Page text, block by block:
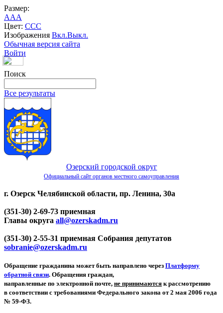
Размер:
AAA
Цвет: CCC
Изображения Вкл.Выкл.
Обычная версия сайта
Войти
Поиск
Все результаты
Озерский городской округ
Официальный сайт органов местного самоуправления
г. Озерск Челябинской области, пр. Ленина, 30а
(351-30) 2-69-73 приемная
Главы округа all@ozerskadm.ru
(351-30) 2-55-31 приемная Собрания депутатов
sobranie@ozerskadm.ru
Обращение гражданина может быть направлено через Платформу
обратной связи. Обращения граждан,
направленные по электронной почте, не принимаются к рассмотрению
в соответствии с требованиями Федерального закона от 2 мая 2006 года
№ 59-ФЗ.